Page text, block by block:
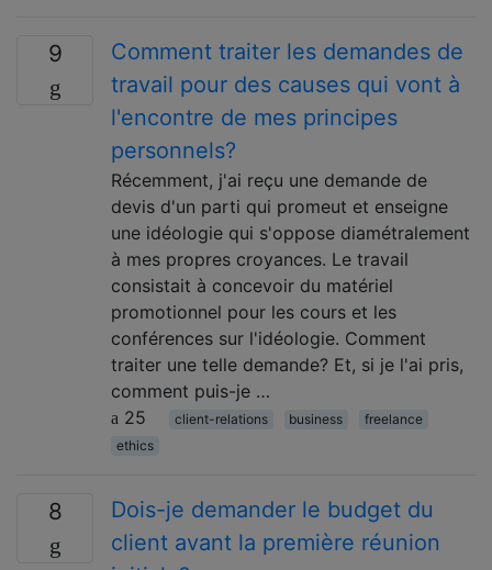
9
Comment traiter les demandes de
travail pour des causes qui vont à
l'encontre de mes principes
personnels?
Récemment, j'ai reçu une demande de
devis d'un parti qui promeut et enseigne
une idéologie qui s'oppose diamétralement
à mes propres croyances. Le travail
consistait à concevoir du matériel
promotionnel pour les cours et les
conférences sur l'idéologie. Comment
traiter une telle demande? Et, si je l'ai pris,
comment puis-je …
25
client-relations business
freelance
ethics
8
Dois-je demander le budget du
client avant la première réunion